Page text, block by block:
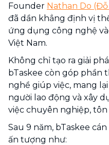
Founder Nathan Do
đã dần khẳng định vị
ứng dụng công nghệ
Việt Nam.
Không chỉ tạo ra giải
bTaskee còn góp phần
nghề giúp việc, mang
người lao động và xây
việc chuyên nghiệp,
Sau 9 năm, bTaskee
ấn tượng như: